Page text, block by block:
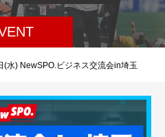
(水) NewSPO.ビジネス交流会in埼玉